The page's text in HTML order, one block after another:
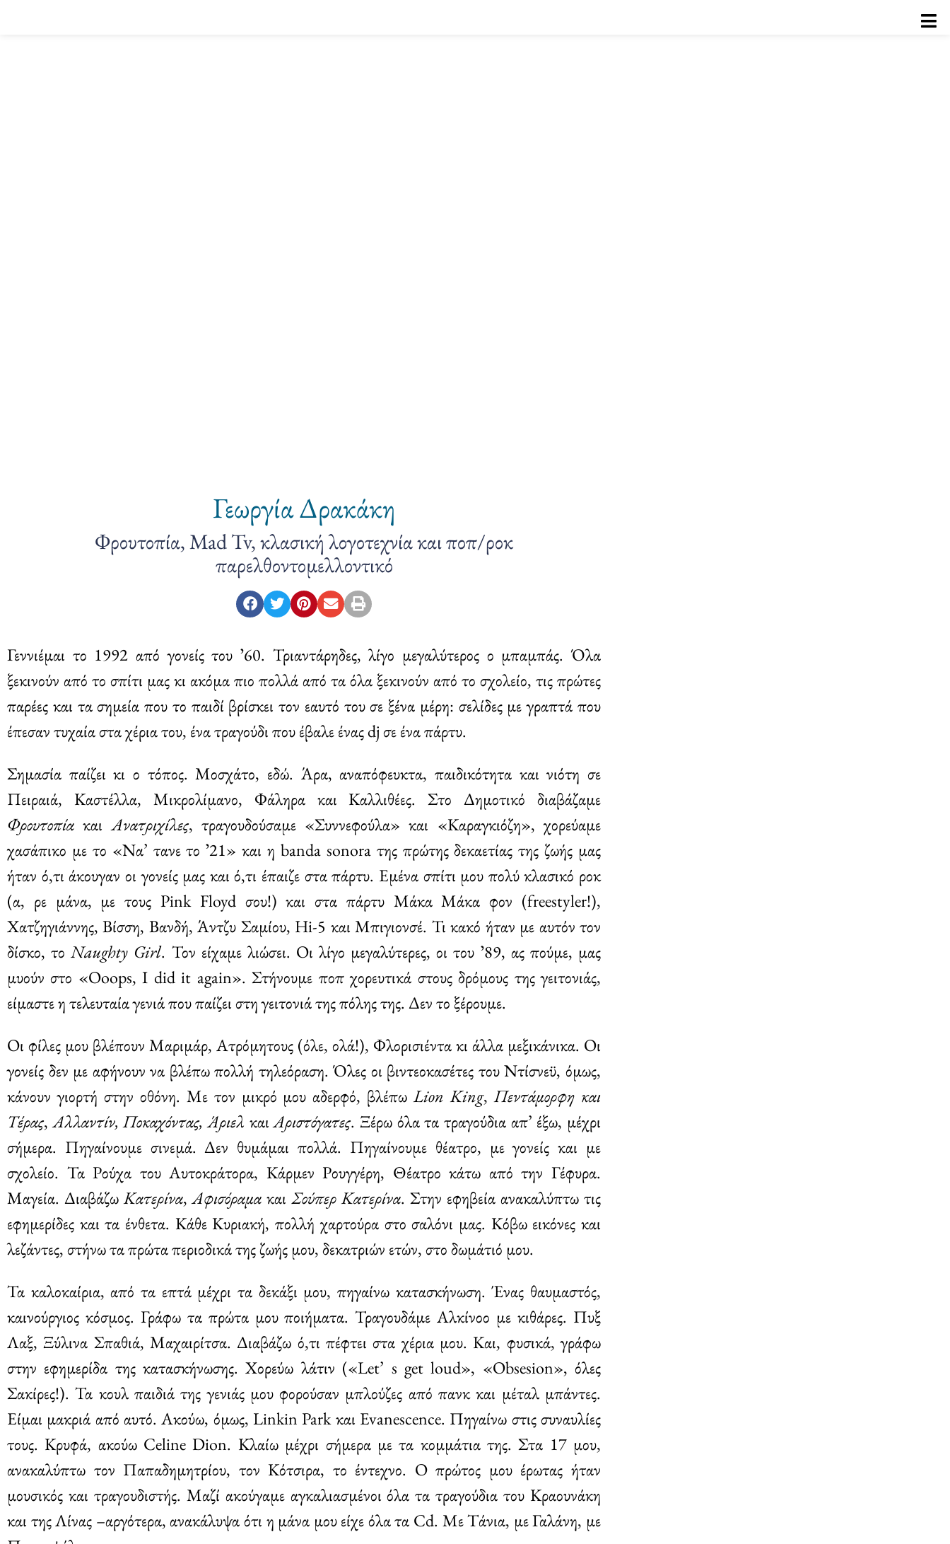
Γεωργία Δρακάκη
Φρουτοπία, Mad Tv, κλασική λογοτεχνία και ποπ/ροκ
παρελθοντομελλοντικό
Γεννιέμαι το 1992 από γονείς του ʼ60. Τριαντάρηδες, λίγο μεγαλύτερος ο μπαμπάς. Όλα
ξεκινούν από το σπίτι μας κι ακόμα πιο πολλά από τα όλα ξεκινούν από το σχολείο, τις πρώτες
παρέες και τα σημεία που το παιδί βρίσκει τον εαυτό του σε ξένα μέρη: σελίδες με γραπτά που
έπεσαν τυχαία στα χέρια του, ένα τραγούδι που έβαλε ένας dj σε ένα πάρτυ.
Σημασία παίζει κι ο τόπος. Μοσχάτο, εδώ. Άρα, αναπόφευκτα, παιδικότητα και νιότη σε
Πειραιά, Καστέλλα, Μικρολίμανο, Φάληρα και Καλλιθέες. Στο Δημοτικό διαβάζαμε
Φρουτοπία καιΑνατριχίλες, τραγουδούσαμε «Συννεφούλα» και «Καραγκιόζη», χορεύαμε
χασάπικο με το «Να’ τανε το ʼ21» και η banda sonora της πρώτης δεκαετίας της ζωής μας
ήταν ό,τι άκουγαν οι γονείς μας και ό,τι έπαιζε στα πάρτυ. Εμένα σπίτι μου πολύ κλασικό ροκ
(α, ρε μάνα, με τους Pink Floyd σου!) και στα πάρτυ Μάκα Μάκα φον (freestyler!),
Χατζηγιάννης, Βίσση, Βανδή, Άντζυ Σαμίου, Hi-5 και Μπιγιονσέ. Τι κακό ήταν με αυτόν τον
δίσκο, τοNaughty Girl. Τον είχαμε λιώσει. Οι λίγο μεγαλύτερες, οι του ʼ89, ας πούμε, μας
μυούν στο «Ooops, I did it again». Στήνουμε ποπ χορευτικά στους δρόμους της γειτονιάς,
είμαστε η τελευταία γενιά που παίζει στη γειτονιά της πόλης της. Δεν το ξέρουμε.
Οι φίλες μου βλέπουν Μαριμάρ, Ατρόμητους (όλε, ολά!), Φλορισιέντα κι άλλα μεξικάνικα. Οι
γονείς δεν με αφήνουν να βλέπω πολλή τηλεόραση. Όλες οι βιντεοκασέτες του Ντίσνεϋ, όμως,
κάνουν γιορτή στην οθόνη. Με τον μικρό μου αδερφό, βλέπωLion King,Πεντάμορφη και
Τέρας,Αλλαντίν, Ποκαχόντας, Άριελ καιΑριστόγατες. Ξέρω όλα τα τραγούδια απ’ έξω, μέχρι
σήμερα. Πηγαίνουμε σινεμά. Δεν θυμάμαι πολλά. Πηγαίνουμε θέατρο, με γονείς και με
σχολείο. Τα Ρούχα του Αυτοκράτορα, Κάρμεν Ρουγγέρη, Θέατρο κάτω από την Γέφυρα.
Μαγεία. ΔιαβάζωΚατερίνα,Αφισόραμα καιΣούπερ Κατερίνα. Στην εφηβεία ανακαλύπτω τις
εφημερίδες και τα ένθετα. Κάθε Κυριακή, πολλή χαρτούρα στο σαλόνι μας. Κόβω εικόνες και
λεζάντες, στήνω τα πρώτα περιοδικά της ζωής μου, δεκατριών ετών, στο δωμάτιό μου.
Τα καλοκαίρια, από τα επτά μέχρι τα δεκάξι μου, πηγαίνω κατασκήνωση. Ένας θαυμαστός,
καινούργιος κόσμος. Γράφω τα πρώτα μου ποιήματα. Τραγουδάμε Αλκίνοο με κιθάρες. Πυξ
Λαξ, Ξύλινα Σπαθιά, Μαχαιρίτσα. Διαβάζω ό,τι πέφτει στα χέρια μου. Και, φυσικά, γράφω
στην εφημερίδα της κατασκήνωσης. Χορεύω λάτιν («Let’ s get loud», «Obsesion», όλες
Σακίρες!). Τα κουλ παιδιά της γενιάς μου φορούσαν μπλούζες από πανκ και μέταλ μπάντες.
Είμαι μακριά από αυτό. Ακούω, όμως, Linkin Park και Evanescence. Πηγαίνω στις συναυλίες
τους. Κρυφά, ακούω Celine Dion. Κλαίω μέχρι σήμερα με τα κομμάτια της. Στα 17 μου,
ανακαλύπτω τον Παπαδημητρίου, τον Κότσιρα, το έντεχνο. Ο πρώτος μου έρωτας ήταν
μουσικός και τραγουδιστής. Μαζί ακούγαμε αγκαλιασμένοι όλα τα τραγούδια του Κραουνάκη
και της Λίνας –αργότερα, ανακάλυψα ότι η μάνα μου είχε όλα τα Cd. Με Τάνια, με Γαλάνη, με